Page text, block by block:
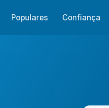
Populares Confiança